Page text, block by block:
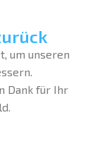
um unseren
Dank für Ihr